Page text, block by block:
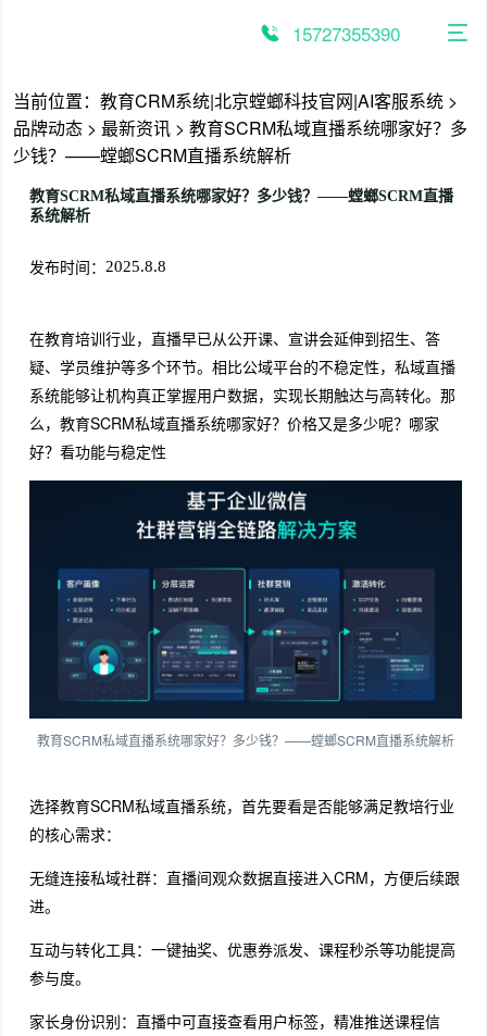
15727355390
当前位置： 教育CRM系统|北京螳螂科技官网|AI客服系统 >
品牌动态 > 最新资讯 > 教育SCRM私域直播系统哪家好？多
少钱？——螳螂SCRM直播系统解析
教育SCRM私域直播系统哪家好？多少钱？——螳螂SCRM直播
系统解析
发布时间： 2025.8.8
在教育培训行业，直播早已从公开课、宣讲会延伸到招生、答
疑、学员维护等多个环节。相比公域平台的不稳定性，私域直播
系统能够让机构真正掌握用户数据，实现长期触达与高转化。那
么，教育SCRM私域直播系统哪家好？价格又是多少呢？哪家
好？看功能与稳定性
教育SCRM私域直播系统哪家好？多少钱？——螳螂SCRM直播系统解析
选择教育SCRM私域直播系统，首先要看是否能够满足教培行业
的核心需求：
无缝连接私域社群：直播间观众数据直接进入CRM，方便后续跟
进。
互动与转化工具：一键抽奖、优惠券派发、课程秒杀等功能提高
参与度。
家长身份识别：直播中可直接查看用户标签，精准推送课程信